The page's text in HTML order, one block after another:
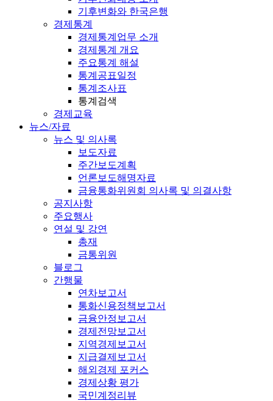
기후변화와 한국은행
경제통계
경제통계업무 소개
경제통계 개요
주요통계 해설
통계공표일정
통계조사표
통계검색
경제교육
뉴스/자료
뉴스 및 의사록
보도자료
주간보도계획
언론보도해명자료
금융통화위원회 의사록 및 의결사항
공지사항
주요행사
연설 및 강연
총재
금통위원
블로그
간행물
연차보고서
통화신용정책보고서
금융안정보고서
경제전망보고서
지역경제보고서
지급결제보고서
해외경제 포커스
경제상황 평가
국민계정리뷰